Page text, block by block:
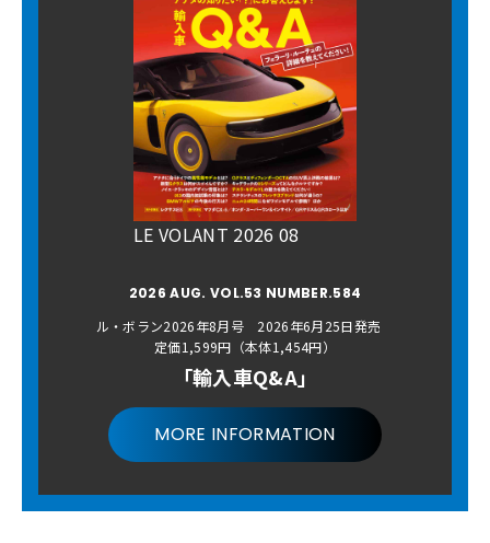
LE VOLANT 2026 08
2026 AUG. VOL.53 NUMBER.584
ル・ボラン2026年8月号 2026年6月25日発売
定価1,599円（本体1,454円）
「輸入車Q&A」
MORE INFORMATION